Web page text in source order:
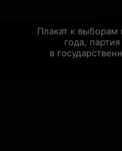
Плакат к выборам
года,
в